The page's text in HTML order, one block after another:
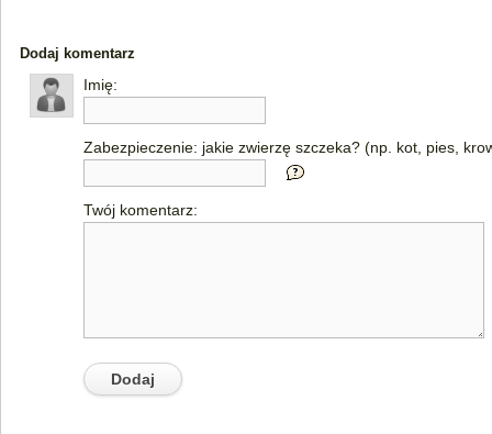
Dodaj komentarz
Imię:
Zabezpieczenie: jakie zwierzę szczeka? (np. kot, pies,
Twój komentarz: